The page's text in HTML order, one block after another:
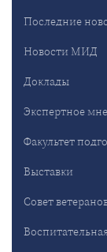
Последние
Новости МИД
Доклады
Экспертное
Факультет
Выставки
Совет